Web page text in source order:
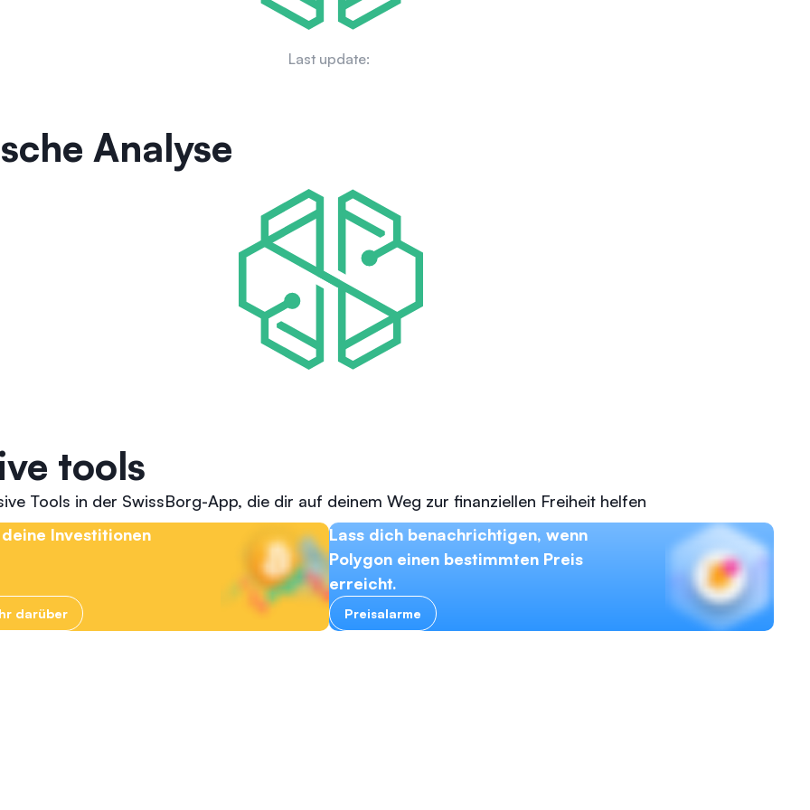
Last update:
Analyse
tools
Tools in der SwissBorg-App, die dir auf deinem Weg zur finanziellen Freiheit helfen
Investitionen
darüber
Lass dich benachrichtigen, wenn
Polygon einen bestimmten Preis
erreicht.
Preisalarme